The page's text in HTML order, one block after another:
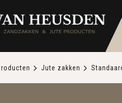
Jute zakken